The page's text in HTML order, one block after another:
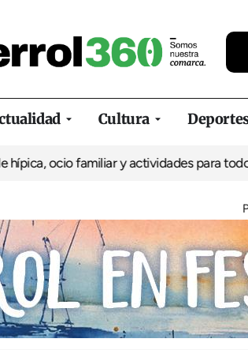
Cultura
familiar y actividades para todos los